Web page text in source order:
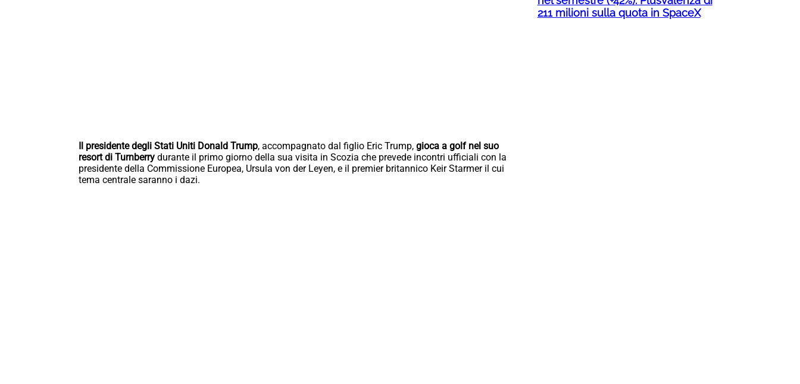
Il presidente degli Stati Uniti Donald Trump, accompagnato dal figlio Eric Trump, gioca a golf nel suo
resort di Turnberry durante il primo giorno della sua visita in Scozia che prevede incontri ufficiali con la
presidente della Commissione Europea, Ursula von der Leyen, e il premier britannico Keir Starmer il cui
tema centrale saranno i dazi.
211 milioni sulla quota in SpaceX